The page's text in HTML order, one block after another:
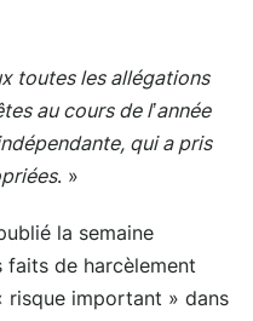
toutes les allégations
au cours de l’année
qui a pris
. »
la semaine
de harcèlement
risque important » dans